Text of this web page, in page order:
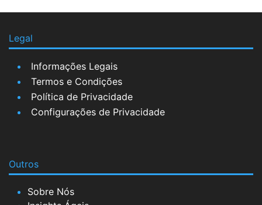
Legal
Informações Legais
Termos e Condições
Política de Privacidade
Configurações de Privacidade
Outros
Sobre Nós